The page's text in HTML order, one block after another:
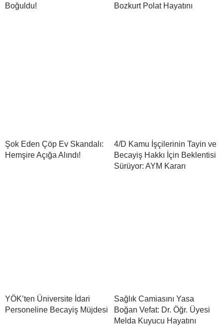
Boğuldu! Bozkurt Polat Hayatını
Şok Eden Çöp Ev Skandalı:
Hemşire Açığa Alındı!
4/D Kamu İşçilerinin Tayin ve
Becayiş Hakkı İçin Beklentisi
Sürüyor: AYM Kararı
YÖK’ten Üniversite İdari
Personeline Becayiş Müjdesi
Sağlık Camiasını Yasa
Boğan Vefat: Dr. Öğr. Üyesi
Melda Kuyucu Hayatını